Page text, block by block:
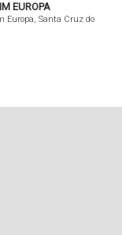
EUROPA
Europa, Santa Cruz do